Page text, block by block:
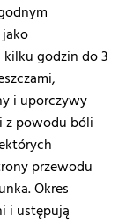
godzin do 3
i uporczywy
z powodu bóli
przewodu
Okres
i ustępują